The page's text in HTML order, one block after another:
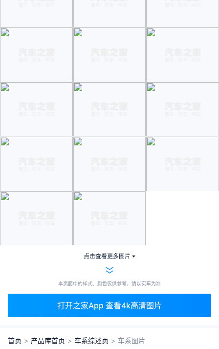
点击查看更多图片
本页面中的样式、颜色仅供参考，请以实车为准
打开之家App 查看4k高清图片
首页 > 产品库首页 > 车系综述页 > 车系图片